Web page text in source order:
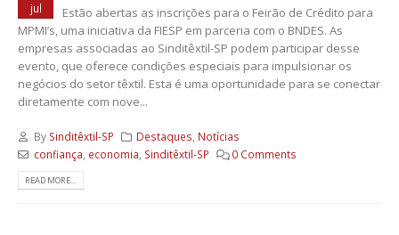
jul
Estão abertas as inscrições para o Feirão de Crédito para
MPMI’s, uma iniciativa da FIESP em parceria com o BNDES. As
empresas associadas ao Sinditêxtil-SP podem participar desse
evento, que oferece condições especiais para impulsionar os
negócios do setor têxtil. Esta é uma oportunidade para se conectar
diretamente com nove...
By Sinditêxtil-SP Destaques Notícias
confiança economia Sinditêxtil-SP 0 Comments
READ MORE...